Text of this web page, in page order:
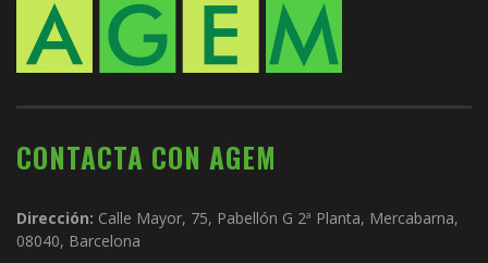
CONTACTA CON AGEM
Dirección: Calle Mayor, 75, Pabellón G 2ª Planta, Mercabarna,
08040, Barcelona